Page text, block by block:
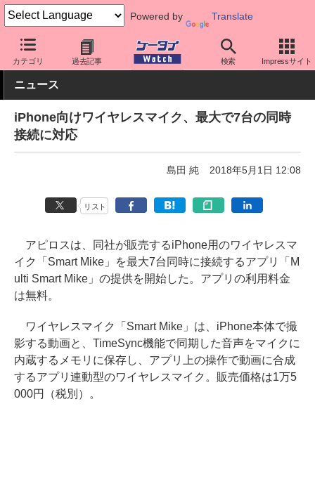
Powered by Translate
カテゴリ 過去記事 検索 Impressサイト
ケータイ Watch OS iPhone (iOS) アクセサリー
ニュース
iPhone向けワイヤレスマイク、最大で7台の同時
接続に対応
島田 純 2018年5月1日 12:08
リスト
アピロスは、同社が販売するiPhone用のワイヤレスマ
イク「Smart Mike」を最大7台同時に接続するアプリ「M
ulti Smart Mike」の提供を開始した。アプリの利用料金
は無料。
ワイヤレスマイク「Smart Mike」は、iPhone本体で撮
影する動画と、TimeSync機能で同期した音声をマイクに
内蔵するメモリに保存し、アプリ上の操作で動画に合成
するアプリ連動型のワイヤレスマイク。販売価格は1万5
000円（税別）。